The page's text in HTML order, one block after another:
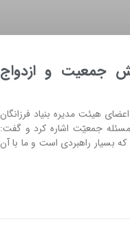
جمعیت و ازدواج
هیئت مدیره بنیاد فرزانگان
جمعیّت اشاره کرد و گفت:
که بسیار راهبردی است و ما با آن